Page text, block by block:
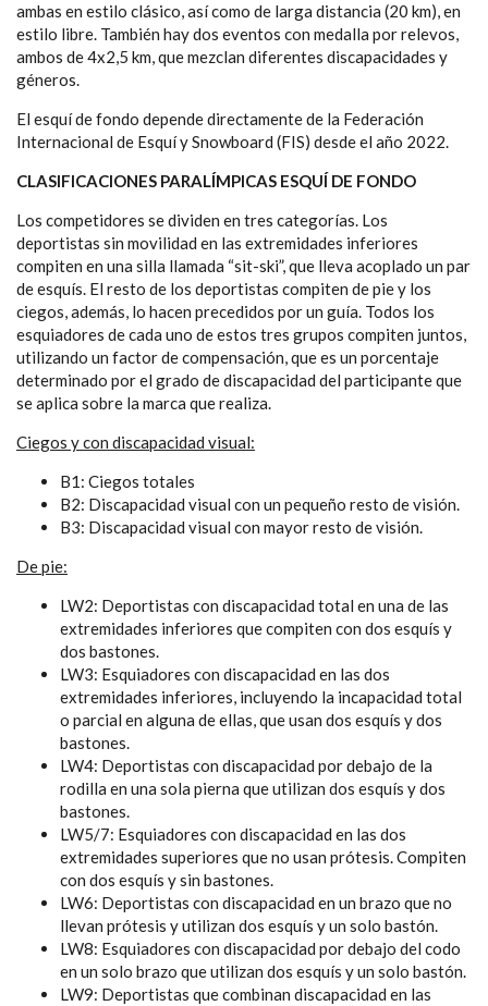
ambas en estilo clásico, así como de larga distancia (20 km), en
estilo libre. También hay dos eventos con medalla por relevos,
ambos de 4x2,5 km, que mezclan diferentes discapacidades y
géneros.
El esquí de fondo depende directamente de la Federación
Internacional de Esquí y Snowboard (FIS) desde el año 2022.
CLASIFICACIONES PARALÍMPICAS ESQUÍ DE FONDO
Los competidores se dividen en tres categorías. Los
deportistas sin movilidad en las extremidades inferiores
compiten en una silla llamada “sit-ski”, que lleva acoplado un par
de esquís. El resto de los deportistas compiten de pie y los
ciegos, además, lo hacen precedidos por un guía. Todos los
esquiadores de cada uno de estos tres grupos compiten juntos,
utilizando un factor de compensación, que es un porcentaje
determinado por el grado de discapacidad del participante que
se aplica sobre la marca que realiza.
Ciegos y con discapacidad visual:
B1: Ciegos totales
B2: Discapacidad visual con un pequeño resto de visión.
B3: Discapacidad visual con mayor resto de visión.
De pie:
LW2: Deportistas con discapacidad total en una de las
extremidades inferiores que compiten con dos esquís y
dos bastones.
LW3: Esquiadores con discapacidad en las dos
extremidades inferiores, incluyendo la incapacidad total
o parcial en alguna de ellas, que usan dos esquís y dos
bastones.
LW4: Deportistas con discapacidad por debajo de la
rodilla en una sola pierna que utilizan dos esquís y dos
bastones.
LW5/7: Esquiadores con discapacidad en las dos
extremidades superiores que no usan prótesis. Compiten
con dos esquís y sin bastones.
LW6: Deportistas con discapacidad en un brazo que no
llevan prótesis y utilizan dos esquís y un solo bastón.
LW8: Esquiadores con discapacidad por debajo del codo
en un solo brazo que utilizan dos esquís y un solo bastón.
LW9: Deportistas que combinan discapacidad en las